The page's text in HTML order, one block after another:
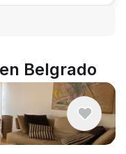
Belgrado